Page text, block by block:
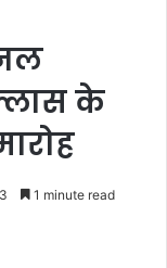
के
1 minute read